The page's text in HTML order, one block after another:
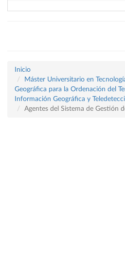
Inicio
Máster Universitario en
Geográfica para la Ordenación del
Información Geográfica y
Agentes del Sistema de Gestión